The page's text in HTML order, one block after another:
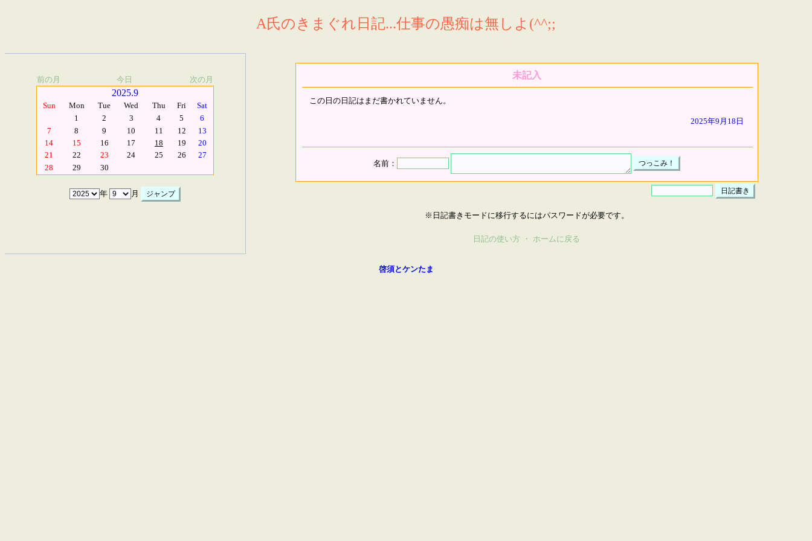
A氏のきまぐれ日記...仕事の愚痴は無しよ(^^;;
前の月 今日 次の月
2025.9
Sun Mon Tue Wed Thu Fri
Sat
1
2 3 4 5
6
7
8 9 10 11 12
13
14
15 16 17 18 19
20
21
22 23 24 25 26
27
28
29 30
年 月
未記入
この日の日記はまだ書かれていません。
2025年9月18日
名前：
※日記書きモードに移行するにはパスワードが必要です。
日記の使い方 ・ ホームに戻る
啓須とケンたま